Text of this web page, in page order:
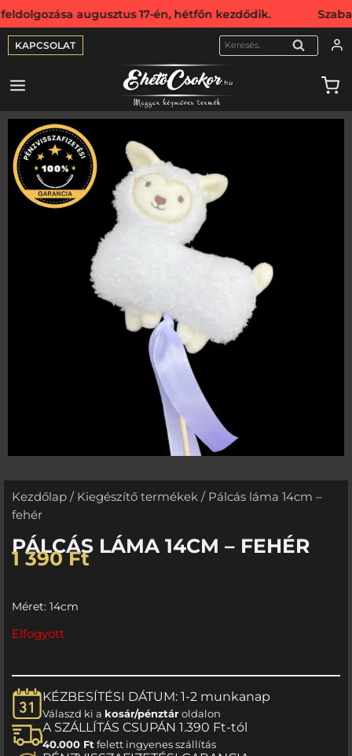
augusztus 17-én, hétfőn kezdődik.
KAPCSOLAT KERESÉS
Kezdőlap / Kiegészítő termékek / Pálcás láma 14cm –
fehér
PÁLCÁS LÁMA 14CM – FEHÉR
1 390Ft
Méret: 14cm
Elfogyott
KÉZBESÍTÉSI DÁTUM: 1-2 munkanap
Válaszd ki a kosár/pénztároldalon
A SZÁLLÍTÁS CSUPÁN 1.390 Ft-tól
40.000 Ft felett ingyenes szállítás